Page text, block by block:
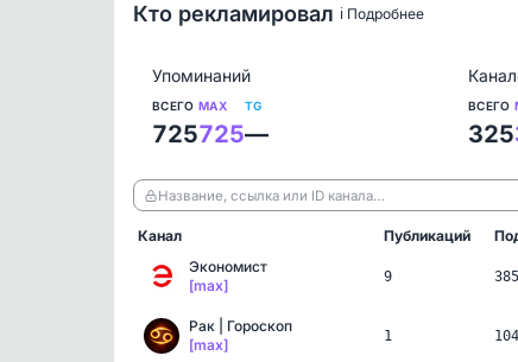
Кто рекламировал ℹ️ Подробнее
Упоминаний
ВСЕГО
725
MAX
725
TG
—
ВСЕГО
325
Название, ссылка или ID канала…
Канал Публикаций
Экономист
[max]
9
Рак | Гороскоп
[max]
1